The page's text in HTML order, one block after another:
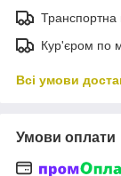
Транспортна
Кур'єром по
Всі умови
Умови оплати